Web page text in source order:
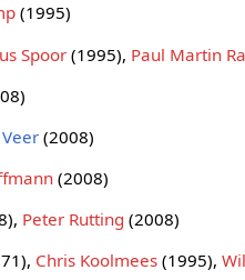
(1995)
Spoor(1995), Paul Martin
(2008)
(2008)
Peter Rutting (2008)
Chris Koolmees (1995),